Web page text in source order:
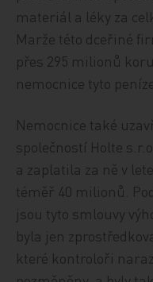
materiál a léky za
Marže této dceřiné
přes 295 milionů
nemocnice tyto
Nemocnice také
společností Holte
a zaplatila za ně v
téměř 40 milionů.
jsou tyto smlouvy
byla jen
které kontroloři